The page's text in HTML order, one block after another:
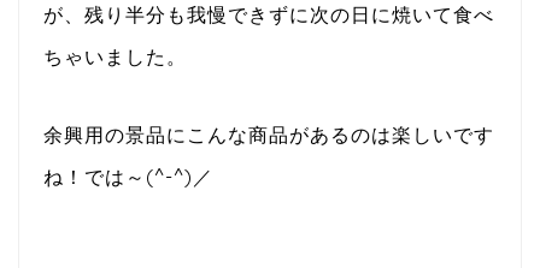
が、残り半分も我慢できずに次の日に焼いて食べ
ちゃいました。
余興用の景品にこんな商品があるのは楽しいです
ね！では～(^-^)／